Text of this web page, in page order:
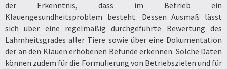
der Erkenntnis, dass im Betrieb ein
Klauengesundheitsproblem besteht. Dessen Ausmaß lässt
sich über eine regelmäßig durchgeführte Bewertung des
Lahmheitsgrades aller Tiere sowie über eine Dokumentation
der an den Klauen erhobenen Befunde erkennen. Solche Daten
können zudem für die Formulierung von Betriebszielen und für